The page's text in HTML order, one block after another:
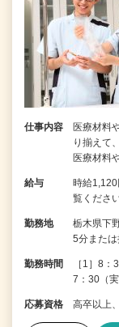
仕事内容
医療材料
り揃えて
医療材料
給与
時給
覧ください
勤務地
栃木県下
5分または
勤務時間
［1］8
7：30（
応募資格 高卒以上